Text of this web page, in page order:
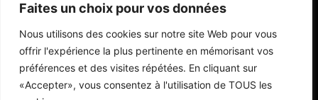
Faites un choix pour vos données
Nous utilisons des cookies sur notre site Web pour vous
offrir l'expérience la plus pertinente en mémorisant vos
préférences et des visites répétées. En cliquant sur
«Accepter», vous consentez à l'utilisation de TOUS les
Contactez Nos Rédactions Mentions Légales